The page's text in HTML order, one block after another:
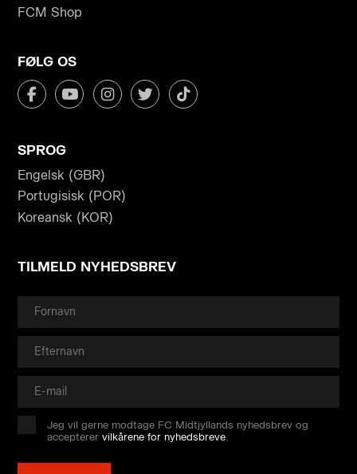
FCM Shop
FØLG OS
SPROG
Engelsk (GBR)
Portugisisk (POR)
Koreansk (KOR)
TILMELD NYHEDSBREV
Jeg vil gerne modtage FC Midtjyllands nyhedsbrev og
accepterervilkårene for nyhedsbreve.